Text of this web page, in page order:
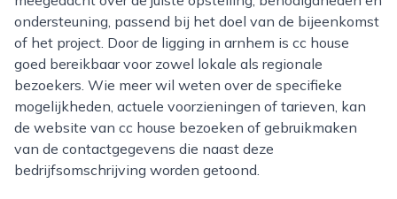
ondersteuning, passend bij het doel van de bijeenkomst
of het project. Door de ligging in arnhem is cc house
goed bereikbaar voor zowel lokale als regionale
bezoekers. Wie meer wil weten over de specifieke
mogelijkheden, actuele voorzieningen of tarieven, kan
de website van cc house bezoeken of gebruikmaken
van de contactgegevens die naast deze
bedrijfsomschrijving worden getoond.